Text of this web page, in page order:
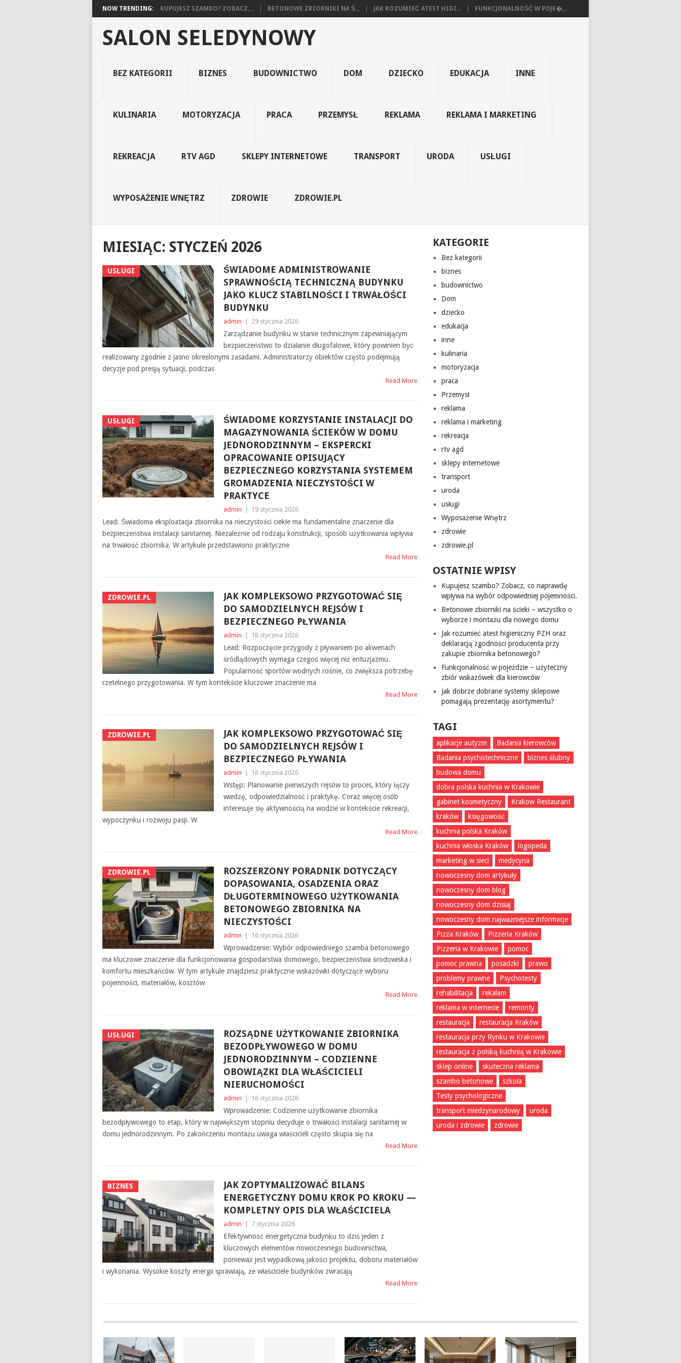
NOW TRENDING: KUPUJESZ SZAMBO? ZOBACZ,... BETONOWE ZBIORNIKI NA Ś... JAK ROZUMIEĆ ATEST HIGI... FUNKCJONALNOŚĆ W POJE�...
SALON SELEDYNOWY
BEZ KATEGORII BIZNES BUDOWNICTWO DOM DZIECKO EDUKACJA INNE
KULINARIA MOTORYZACJA PRACA PRZEMYSŁ REKLAMA REKLAMA I MARKETING
REKREACJA RTV AGD SKLEPY INTERNETOWE TRANSPORT URODA USŁUGI
WYPOSAŻENIE WNĘTRZ ZDROWIE ZDROWIE.PL
MIESIĄC: STYCZEŃ 2026
USŁUGI
ŚWIADOME ADMINISTROWANIE
SPRAWNOŚCIĄ TECHNICZNĄ BUDYNKU
JAKO KLUCZ STABILNOŚCI I TRWAŁOŚCI
BUDYNKU
admin 29 stycznia 2026
Zarządzanie budynku w stanie technicznym zapewniającym
bezpieczeństwo to działanie długofalowe, który powinien być
realizowany zgodnie z jasno określonymi zasadami. Administratorzy obiektów często podejmują
decyzje pod presją sytuacji, podczas
Read More
USŁUGI
ŚWIADOME KORZYSTANIE INSTALACJI DO
MAGAZYNOWANIA ŚCIEKÓW W DOMU
JEDNORODZINNYM – EKSPERCKI
OPRACOWANIE OPISUJĄCY
BEZPIECZNEGO KORZYSTANIA SYSTEMEM
GROMADZENIA NIECZYSTOŚCI W
PRAKTYCE
admin 19 stycznia 2026
Lead: Świadoma eksploatacja zbiornika na nieczystości ciekłe ma fundamentalne znaczenie dla
bezpieczeństwa instalacji sanitarnej. Niezależnie od rodzaju konstrukcji, sposób użytkowania wpływa
na trwałość zbiornika. W artykule przedstawiono praktyczne
Read More
ZDROWIE.PL
JAK KOMPLEKSOWO PRZYGOTOWAĆ SIĘ
DO SAMODZIELNYCH REJSÓW I
BEZPIECZNEGO PŁYWANIA
admin 16 stycznia 2026
Lead: Rozpoczęcie przygody z pływaniem po akwenach
śródlądowych wymaga czegoś więcej niż entuzjazmu.
Popularność sportów wodnych rośnie, co zwiększa potrzebę
rzetelnego przygotowania. W tym kontekście kluczowe znaczenie ma
Read More
ZDROWIE.PL
JAK KOMPLEKSOWO PRZYGOTOWAĆ SIĘ
DO SAMODZIELNYCH REJSÓW I
BEZPIECZNEGO PŁYWANIA
admin 16 stycznia 2026
Wstęp: Planowanie pierwszych rejsów to proces, który łączy
wiedzę, odpowiedzialność i praktykę. Coraz więcej osób
interesuje się aktywnością na wodzie w kontekście rekreacji,
wypoczynku i rozwoju pasji. W
Read More
ZDROWIE.PL
ROZSZERZONY PORADNIK DOTYCZĄCY
DOPASOWANIA, OSADZENIA ORAZ
DŁUGOTERMINOWEGO UŻYTKOWANIA
BETONOWEGO ZBIORNIKA NA
NIECZYSTOŚCI
admin 16 stycznia 2026
Wprowadzenie: Wybór odpowiedniego szamba betonowego
ma kluczowe znaczenie dla funkcjonowania gospodarstwa domowego, bezpieczeństwa środowiska i
komfortu mieszkańców. W tym artykule znajdziesz praktyczne wskazówki dotyczące wyboru
pojemności, materiałów, kosztów
Read More
USŁUGI
ROZSĄDNE UŻYTKOWANIE ZBIORNIKA
BEZODPŁYWOWEGO W DOMU
JEDNORODZINNYM – CODZIENNE
OBOWIĄZKI DLA WŁAŚCICIELI
NIERUCHOMOŚCI
admin 16 stycznia 2026
Wprowadzenie: Codzienne użytkowanie zbiornika
bezodpływowego to etap, który w największym stopniu decyduje o trwałości instalacji sanitarnej w
domu jednorodzinnym. Po zakończeniu montażu uwaga właścicieli często skupia się na
Read More
BIZNES
JAK ZOPTYMALIZOWAĆ BILANS
ENERGETYCZNY DOMU KROK PO KROKU —
KOMPLETNY OPIS DLA WŁAŚCICIELA
admin 7 stycznia 2026
Efektywność energetyczna budynku to dziś jeden z
kluczowych elementów nowoczesnego budownictwa,
ponieważ jest wypadkową jakości projektu, doboru materiałów
i wykonania. Wysokie koszty energii sprawiają, że właściciele budynków zwracają
Read More
KATEGORIE
Bez kategorii
biznes
budownictwo
Dom
dziecko
edukacja
inne
kulinaria
motoryzacja
praca
Przemysł
reklama
reklama i marketing
rekreacja
rtv agd
sklepy internetowe
transport
uroda
usługi
Wyposażenie Wnętrz
zdrowie
zdrowie.pl
OSTATNIE WPISY
Kupujesz szambo? Zobacz, co naprawdę
wpływa na wybór odpowiedniej pojemności.
Betonowe zbiorniki na ścieki – wszystko o
wyborze i montażu dla nowego domu
Jak rozumieć atest higieniczny PZH oraz
deklaracją zgodności producenta przy
zakupie zbiornika betonowego?
Funkcjonalność w pojeździe – użyteczny
zbiór wskazówek dla kierowców
Jak dobrze dobrane systemy sklepowe
pomagają prezentację asortymentu?
TAGI
aplikacje autyzm
Badania kierowców
Badania psychotechniczne
biznes ślubny
budowa domu
dobra polska kuchnia w Krakowie
gabinet kosmetyczny
Krakow Restaurant
kraków
księgowość
kuchnia polska Kraków
kuchnia włoska Kraków
logopeda
marketing w sieci
medycyna
nowoczesny dom artykuły
nowoczesny dom blog
nowoczesny dom dzisiaj
nowoczesny dom najważniejsze informacje
Pizza Kraków
Pizzeria Kraków
Pizzeria w Krakowie
pomoc
pomoc prawna
posadzki
prawo
problemy prawne
Psychotesty
rehabilitacja
rekalam
reklama w internecie
remonty
restauracja
restauracja Kraków
restauracja przy Rynku w Krakowie
restauracja z polską kuchnią w Krakowie
sklep online
skuteczna reklama
szambo betonowe
szkoła
Testy psychologiczne
transport miedzynarodowy
uroda
uroda i zdrowie
zdrowie